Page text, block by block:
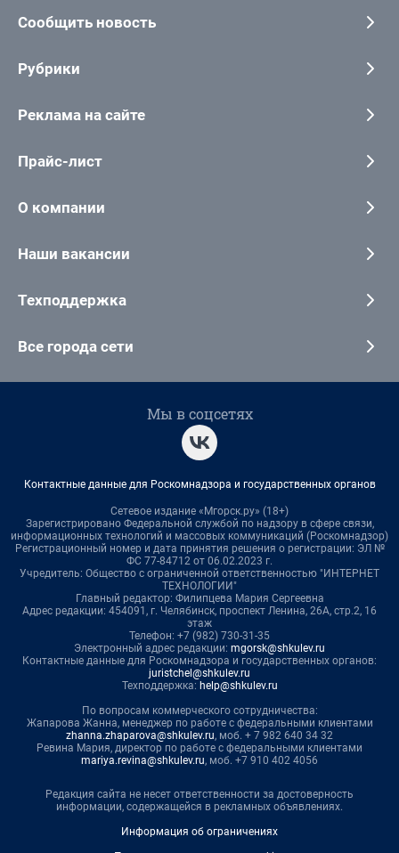
Сообщить новость
Рубрики
Реклама на сайте
Прайс-лист
О компании
Наши вакансии
Техподдержка
Все города сети
Мы в соцсетях
Контактные данные для Роскомнадзора и государственных органов
Сетевое издание «Мгорск.ру» (18+)
Зарегистрировано Федеральной службой по надзору в сфере связи,
информационных технологий и массовых коммуникаций (Роскомнадзор)
Регистрационный номер и дата принятия решения о регистрации: ЭЛ №
ФС 77-84712 от 06.02.2023 г.
Учредитель: Общество с ограниченной ответственностью "ИНТЕРНЕТ
ТЕХНОЛОГИИ"
Главный редактор: Филипцева Мария Сергеевна
Адрес редакции: 454091, г. Челябинск, проспект Ленина, 26А, стр.2, 16
этаж
Телефон: +7 (982) 730-31-35
Электронный адрес редакции: mgorsk@shkulev.ru
Контактные данные для Роскомнадзора и государственных органов:
juristchel@shkulev.ru
Техподдержка: help@shkulev.ru
По вопросам коммерческого сотрудничества:
Жапарова Жанна, менеджер по работе с федеральными клиентами
zhanna.zhaparova@shkulev.ru, моб. + 7 982 640 34 32
Ревина Мария, директор по работе с федеральными клиентами
mariya.revina@shkulev.ru, моб. +7 910 402 4056
Редакция сайта не несет ответственности за достоверность
информации, содержащейся в рекламных объявлениях.
Информация об ограничениях